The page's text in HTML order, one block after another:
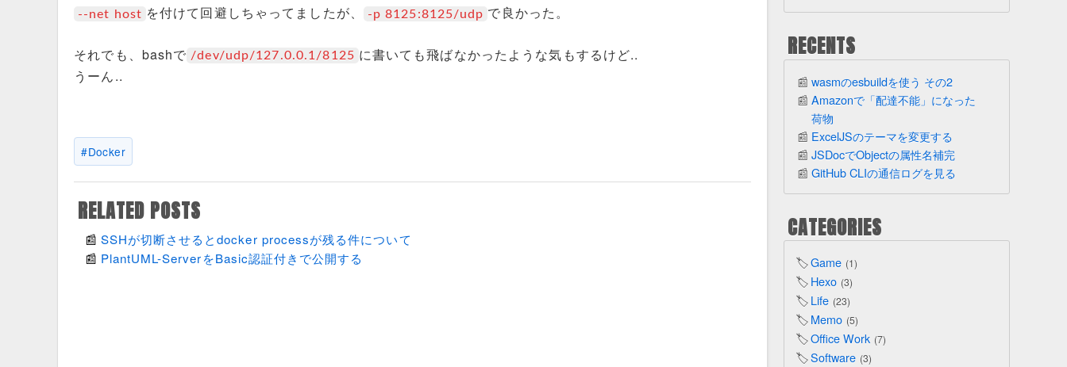
--net host を付けて回避しちゃってましたが、 -p 8125:8125/udp で良かった。
それでも、bashで /dev/udp/127.0.0.1/8125 に書いても飛ばなかったような気もするけど..
うーん..
Docker
RELATED POSTS
SSHが切断させるとdocker processが残る件について
PlantUML-ServerをBasic認証付きで公開する
RECENTS
wasmのesbuildを使う その2
Amazonで「配達不能」になった
荷物
ExcelJSのテーマを変更する
JSDocでObjectの属性名補完
GitHub CLIの通信ログを見る
CATEGORIES
Game 1
Hexo 3
Life 23
Memo 5
Office Work 7
Software 3